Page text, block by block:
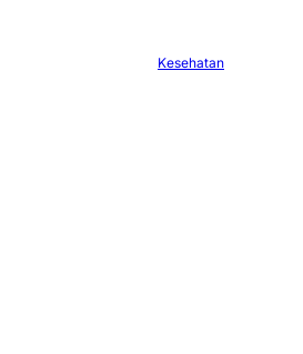
Kesehatan